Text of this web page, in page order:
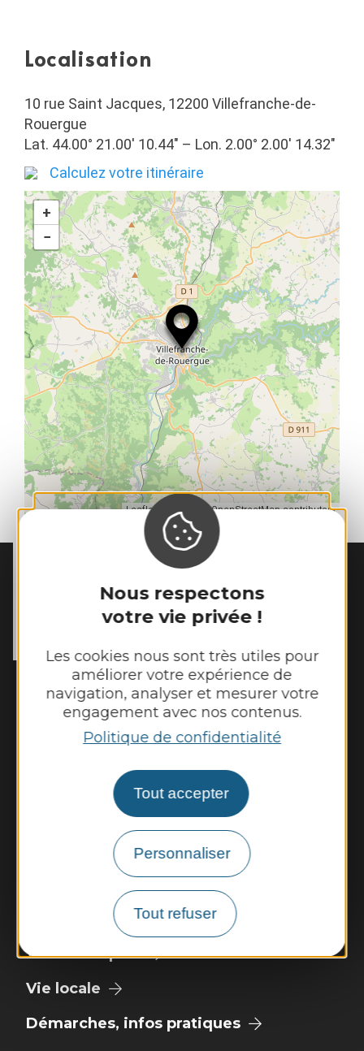
Nous respectons
votre vie privée !
Les cookies nous sont très utiles pour
améliorer votre expérience de
navigation, analyser et mesurer votre
engagement avec nos contenus.
Politique de confidentialité
Tout accepter
Personnaliser
Tout refuser
Localisation
10 rue Saint Jacques, 12200 Villefranche-de-
Rouergue
Lat. 44.00° 21.00′ 10.44″ – Lon. 2.00° 2.00′ 14.32″
Calculez votre itinéraire
+
−
Leaflet | Map data ©OpenStreetMap contributors
MAIRIE DETOULONJAC
10, rue du Mas Viel
12200 Toulonjac
Tél. :05 65 45 11 97
Horaires d'ouverture :
Fermé au public le lundi
Mardi, mercredi et jeudi : 8h - 12h et 13h30
Nous contacter
Vie municipale
Vie locale
Démarches, infos pratiques